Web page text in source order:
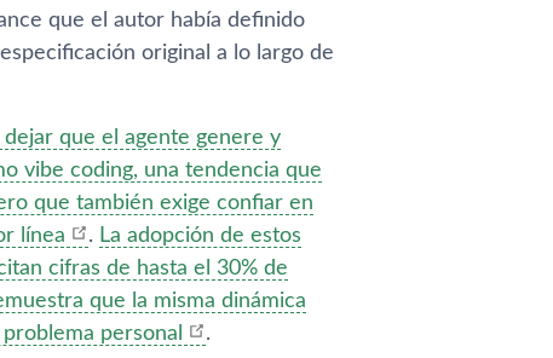
que el autor había definido
original a lo largo de
que el agente genere y
vibe coding, una tendencia que
que también exige confiar en
línea
. La adopción de estos
cifras de hasta el 30% de
que la misma dinámica
personal
.